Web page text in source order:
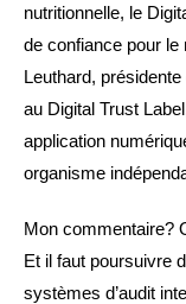
nutritionnelle, le
de confiance pour le
Leuthard,
au Digital Trust
application
organisme
Mon commentaire?
Et il faut poursuivre
systèmes d’audit